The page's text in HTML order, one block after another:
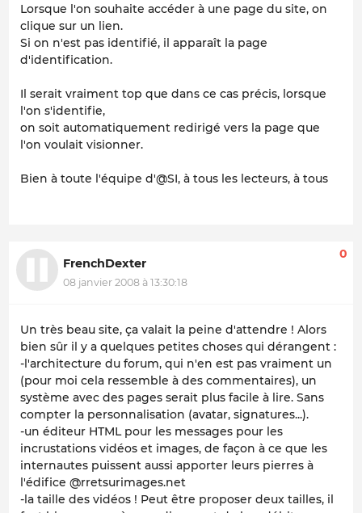
Lorsque l'on souhaite accéder à une page du site, on
clique sur un lien.
Si on n'est pas identifié, il apparaît la page
d'identification.
Il serait vraiment top que dans ce cas précis, lorsque
l'on s'identifie,
on soit automatiquement redirigé vers la page que
l'on voulait visionner.
Bien à toute l'équipe d'@SI, à tous les lecteurs, à tous
FrenchDexter
08 janvier 2008 à 13:30:18
0
Un très beau site, ça valait la peine d'attendre ! Alors
bien sûr il y a quelques petites choses qui dérangent :
-l'architecture du forum, qui n'en est pas vraiment un
(pour moi cela ressemble à des commentaires), un
système avec des pages serait plus facile à lire. Sans
compter la personnalisation (avatar, signatures...).
-un éditeur HTML pour les messages pour les
incrustations vidéos et images, de façon à ce que les
internautes puissent aussi apporter leurs pierres à
l'édifice @rretsurimages.net
-la taille des vidéos ! Peut être proposer deux tailles, il